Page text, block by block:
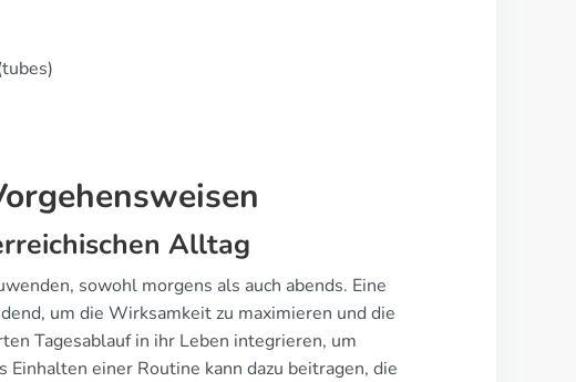
Alltag
sowohl morgens als auch abends. Eine
um die Wirksamkeit zu maximieren und die
Tagesablauf in ihr Leben integrieren, um
einer Routine kann dazu beitragen, die